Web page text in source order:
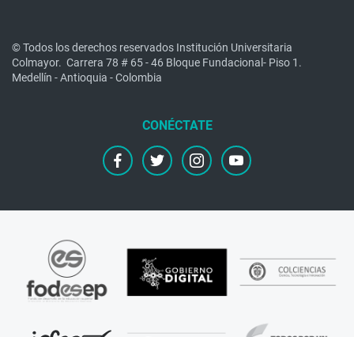
© Todos los derechos reservados Institución Universitaria
Colmayor. Carrera 78 # 65 - 46 Bloque Fundacional- Piso 1.
Medellín - Antioquia - Colombia